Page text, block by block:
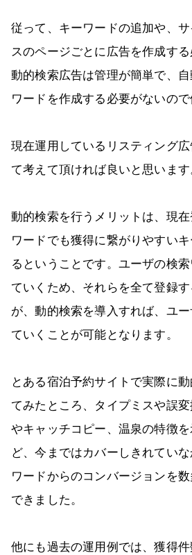
従って、キーワードの追加や、
スのページごとに広告を作成する
動的検索広告は管理が簡単で、
ワードを作成する必要がないので
現在運用しているリスティング
て考えて頂ければ良いと思います
動的検索を行うメリットは、現
ワードでも獲得に繋がりやすい
るということです。ユーザの検
ていくため、それらを全て登録
が、動的検索を導入すれば、ユ
ていくことが可能となります。
とある宿泊予約サイトで実際に
てみたところ、タイプミスや誤
やキャッチコピー、温泉の特徴
ど、今まではカバーしきれてい
ワードからのコンバージョンを
できました。
他にも過去の運用例では、獲得